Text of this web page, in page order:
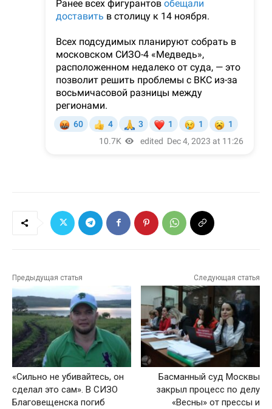
Предыдущая статья
«Сильно не убивайтесь, он
сделал это сам». В СИЗО
Благовещенска погиб
Следующая статья
Басманный суд Москвы
закрыл процесс по делу
«Весны» от прессы и